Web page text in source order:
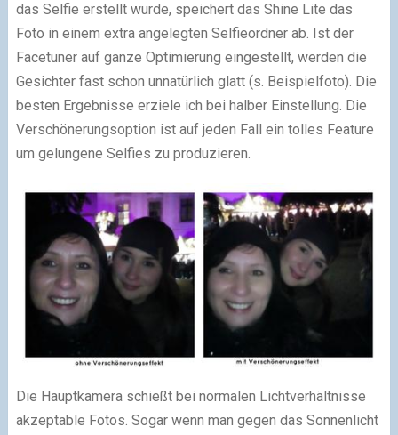
das Selfie erstellt wurde, speichert das Shine Lite das
Foto in einem extra angelegten Selfieordner ab. Ist der
Facetuner auf ganze Optimierung eingestellt, werden die
Gesichter fast schon unnatürlich glatt (s. Beispielfoto). Die
besten Ergebnisse erziele ich bei halber Einstellung. Die
Verschönerungsoption ist auf jeden Fall ein tolles Feature
um gelungene Selfies zu produzieren.
Die Hauptkamera schießt bei normalen Lichtverhältnisse
akzeptable Fotos. Sogar wenn man gegen das Sonnenlicht